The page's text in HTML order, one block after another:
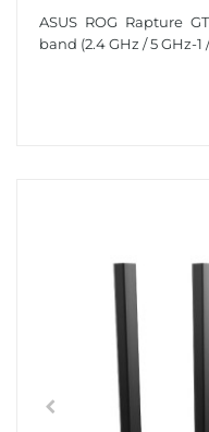
ASUS ROG Rapture
band (2.4 GHz / 5 GHz-1 /